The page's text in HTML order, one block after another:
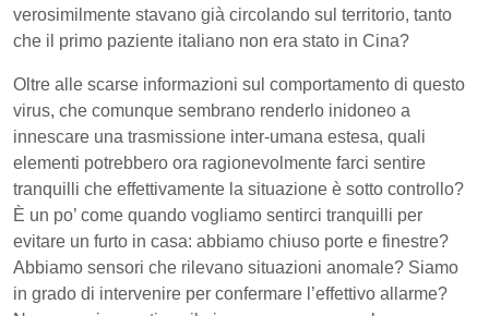
verosimilmente stavano già circolando sul territorio, tanto
che il primo paziente italiano non era stato in Cina?
Oltre alle scarse informazioni sul comportamento di questo
virus, che comunque sembrano renderlo inidoneo a
innescare una trasmissione inter-umana estesa, quali
elementi potrebbero ora ragionevolmente farci sentire
tranquilli che effettivamente la situazione è sotto controllo?
È un po’ come quando vogliamo sentirci tranquilli per
evitare un furto in casa: abbiamo chiuso porte e finestre?
Abbiamo sensori che rilevano situazioni anomale? Siamo
in grado di intervenire per confermare l’effettivo allarme?